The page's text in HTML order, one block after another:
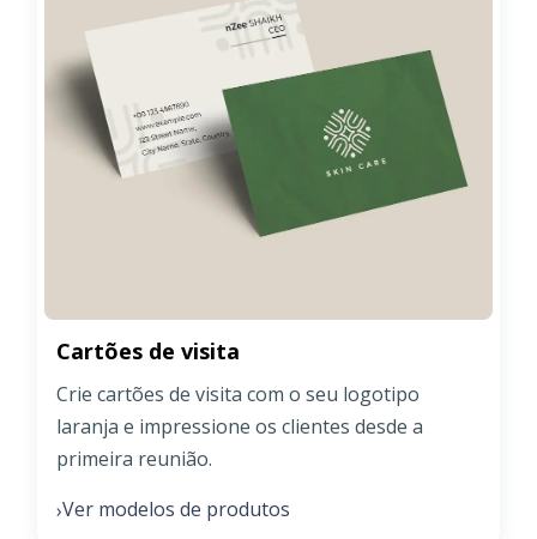
Cartões de visita
Crie cartões de visita com o seu logotipo
laranja e impressione os clientes desde a
primeira reunião.
›Ver modelos de produtos